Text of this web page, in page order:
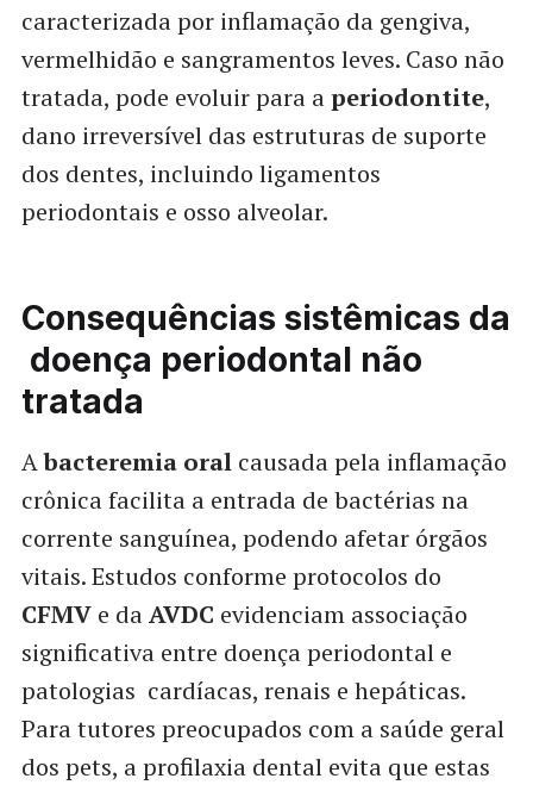
caracterizada por inflamação da gengiva,
vermelhidão e sangramentos leves. Caso não
tratada, pode evoluir para aperiodontite,
dano irreversível das estruturas de suporte
dos dentes, incluindo ligamentos
periodontais e osso alveolar.
Consequências sistêmicas da
doença periodontal não
tratada
Abacteremia oralcausada pela inflamação
crônica facilita a entrada de bactérias na
corrente sanguínea, podendo afetar órgãos
vitais. Estudos conforme protocolos do
CFMVe daAVDC evidenciam associação
significativa entre doença periodontal e
patologias cardíacas, renais e hepáticas.
Para tutores preocupados com a saúde geral
dos pets, a profilaxia dental evita que estas